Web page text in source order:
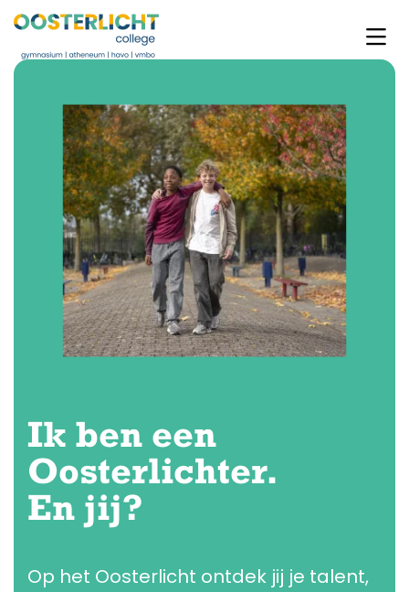
Ik ben een
Oosterlichter.
En jij?
Op het Oosterlicht ontdek jij je talent,